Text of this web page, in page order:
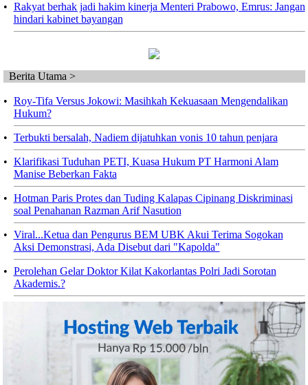
• Rakyat berhak jadi hakim kinerja Menteri Prabowo, Emrus: Jangan
hindari kabinet bayangan
Berita Utama >
• Roy-Tifa Versus Jokowi: Masihkah Kekuasaan Mengendalikan
Hukum?
• Terbukti bersalah, Nadiem dijatuhkan vonis 10 tahun penjara
• Klarifikasi Tuduhan PETI, Kuasa Hukum PT Harmoni Alam
Manise Beberkan Fakta
• Hotman Paris Protes dan Tuding Kalapas Cipinang Diskriminasi
soal Penahanan Razman Arif Nasution
• Viral...Ketua dan Pengurus BEM UBK Akui Terima Sogokan
Aksi Demonstrasi, Ada Disebut dari "Kapolda"
• Perolehan Gelar Doktor Kilat Kakorlantas Polri Jadi Sorotan
Akademis.?